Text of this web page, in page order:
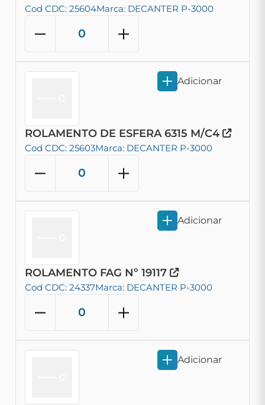
Cod CDC: 25604Marca: DECANTER P-3000
ROLAMENTO DE ESFERA 6315 M/C4
Cod CDC: 25603Marca: DECANTER P-3000
Adicionar
ROLAMENTO FAG Nº 19117
Cod CDC: 24337Marca: DECANTER P-3000
Adicionar
Adicionar